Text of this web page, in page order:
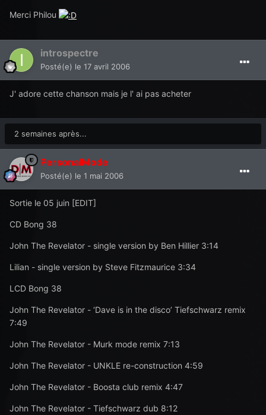
Merci Philou
introspectre
Posté(e) le 17 avril 2006
J' adore cette chanson mais je l' ai pas acheter
2 semaines après...
PersonalMode
Posté(e) le 1 mai 2006
Sortie le 05 juin [EDIT]
CD Bong 38
John The Revelator - single version by Ben Hillier 3:14
Lilian - single version by Steve Fitzmaurice 3:34
LCD Bong 38
John The Revelator - ‘Dave is in the disco’ Tiefschwarz remix
7:49
John The Revelator - Murk mode remix 7:13
John The Revelator - UNKLE re-construction 4:59
John The Revelator - Boosta club remix 4:47
John The Revelator - Tiefschwarz dub 8:12